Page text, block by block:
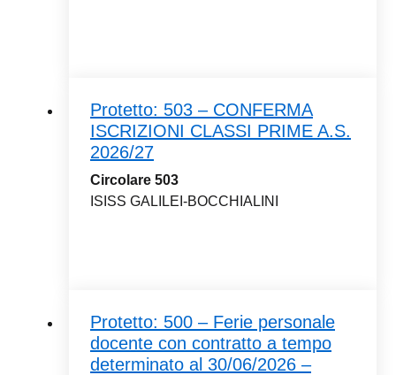
Protetto: 503 – CONFERMA
ISCRIZIONI CLASSI PRIME A.S.
2026/27
Circolare 503
ISISS GALILEI-BOCCHIALINI
Protetto: 500 – Ferie personale
docente con contratto a tempo
determinato al 30/06/2026 –